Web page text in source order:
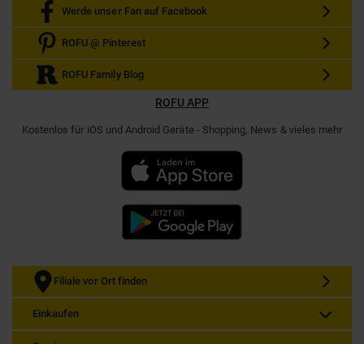
Werde unser Fan auf Facebook
ROFU @ Pinterest
ROFU Family Blog
ROFU APP
Kostenlos für iOS und Android Geräte - Shopping, News & vieles mehr
Filiale vor Ort finden
Einkaufen